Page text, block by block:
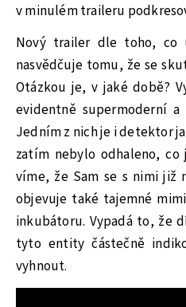
v minulém traileru
Nový trailer dle toho, co
nasvědčuje tomu, že se
Otázkou je, v jaké době?
evidentně supermoderní
Jedním z nich je i detektor
zatím nebylo odhaleno, co
víme, že Sam se s nimi již
objevuje také tajemné
inkubátoru. Vypadá to, že
tyto entity částečně
vyhnout.